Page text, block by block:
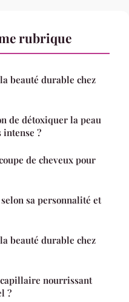
rubrique
beauté durable chez
de détoxiquer la peau
intense ?
de cheveux pour
sa personnalité et
beauté durable chez
nourrissant
?